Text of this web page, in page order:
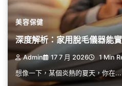
美容保健
深度解析：家用脫毛儀器能
Admin 17 7 月 2026 1 Min
想像一下，某個炎熱的夏天，你在...